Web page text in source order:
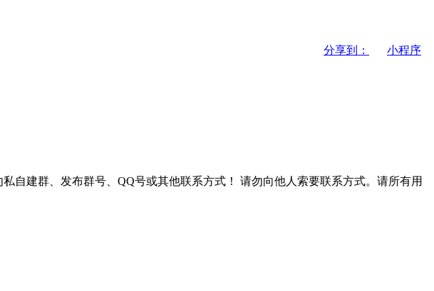
分享到：
小程序
自建群、发布群号、QQ号或其他联系方式！
请勿向他人索要联系方式。请所有用